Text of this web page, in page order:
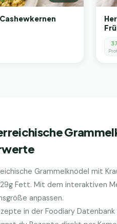
Grammelknödel mit
g Fett. Mit dem interaktiven
anpassen.
in der Foodiary